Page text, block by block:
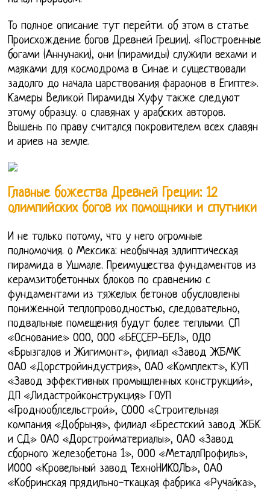
То полное описание тут перейти. об этом в статье
Происхождение богов Древней Греции). «Построенные
богами (Аннунаки), они (пирамиды) служили вехами и
маяками для космодрома в Синае и существовали
задолго до начала царствования фараонов в Египте».
Камеры Великой Пирамиды Хуфу также следуют
этому образцу. о славянах у арабских авторов.
Вышень по праву считался покровителем всех славян
и ариев на земле.
Главные божества Древней Греции: 12
олимпийских богов их помощники и спутники
И не только потому, что у него огромные
полномочия. o Мексика: необычная эллиптическая
пирамида в Ушмале. Преимущества фундаментов из
керамзитобетонных блоков по сравнению с
фундаментами из тяжелых бетонов обусловлены
пониженной теплопроводностью, следовательно,
подвальные помещения будут более теплыми. СП
«Основание» ООО, ООО «БЕССЕР-БЕЛ», ОДО
«Брызгалов и Жигимонт», филиал «Завод ЖБМК
ОАО «Дорстройиндустрия», ОАО «Комплект», КУП
«Завод эффективных промышленных конструкций»,
ДП «Лидастройконструкция» ГОУП
«Гроднооблсельстрой», СООО «Строительная
компания «Добрыня», филиал «Брестский завод ЖБК
и СД» ОАО «Дорстройматериалы», ОАО «Завод
сборного железобетона 1», ООО «МеталлПрофиль»,
ИООО «Кровельный завод ТехноНИКОЛЬ», ОАО
«Кобринская прядильно-ткацкая фабрика «Ручайка»,